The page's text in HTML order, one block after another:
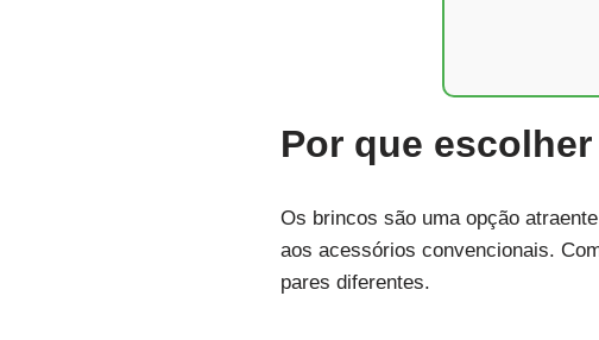
Por que
Os brincos são uma opção
aos acessórios convencionais.
pares diferentes.